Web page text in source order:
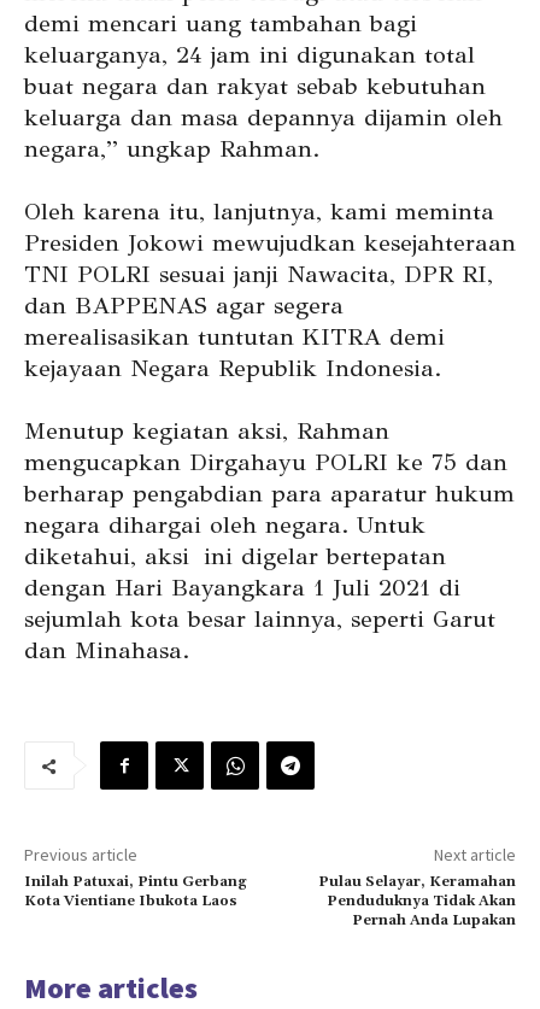
demi mencari uang tambahan bagi
keluarganya, 24 jam ini digunakan total
buat negara dan rakyat sebab kebutuhan
keluarga dan masa depannya dijamin oleh
negara,” ungkap Rahman.
Oleh karena itu, lanjutnya, kami meminta
Presiden Jokowi mewujudkan kesejahteraan
TNI POLRI sesuai janji Nawacita, DPR RI,
dan BAPPENAS agar segera
merealisasikan tuntutan KITRA demi
kejayaan Negara Republik Indonesia.
Menutup kegiatan aksi, Rahman
mengucapkan Dirgahayu POLRI ke 75 dan
berharap pengabdian para aparatur hukum
negara dihargai oleh negara. Untuk
diketahui, aksi ini digelar bertepatan
dengan Hari Bayangkara 1 Juli 2021 di
sejumlah kota besar lainnya, seperti Garut
dan Minahasa.
Previous article
Inilah Patuxai, Pintu Gerbang
Kota Vientiane Ibukota Laos
Next article
Pulau Selayar, Keramahan
Penduduknya Tidak Akan
Pernah Anda Lupakan
More articles